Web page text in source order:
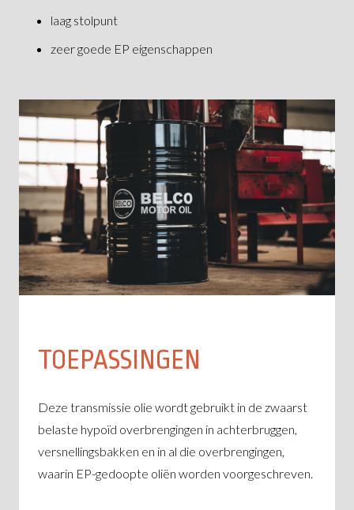
laag stolpunt
zeer goede EP eigenschappen
TOEPASSINGEN
Deze transmissie olie wordt gebruikt in de zwaarst
belaste hypoïd overbrengingen in achterbruggen,
versnellingsbakken en in al die overbrengingen,
waarin EP-gedoopte oliën worden voorgeschreven.